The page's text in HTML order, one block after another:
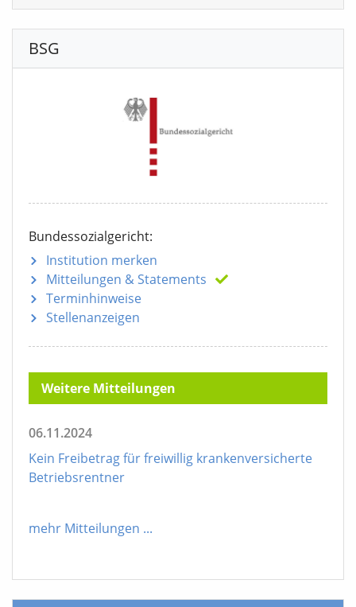
BSG
Bundessozialgericht:
Institution merken
Mitteilungen & Statements
Terminhinweise
Stellenanzeigen
Weitere Mitteilungen
06.11.2024
Kein Freibetrag für freiwillig krankenversicherte
Betriebsrentner
mehr Mitteilungen ...